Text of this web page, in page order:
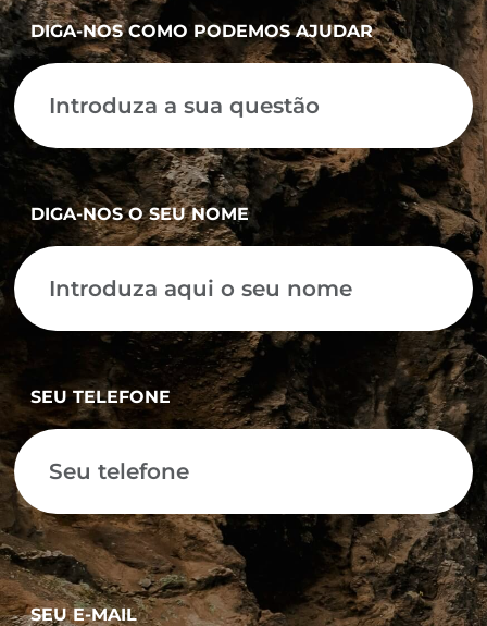
DIGA-NOS COMO PODEMOS AJUDAR
DIGA-NOS O SEU NOME
SEU TELEFONE
SEU E-MAIL